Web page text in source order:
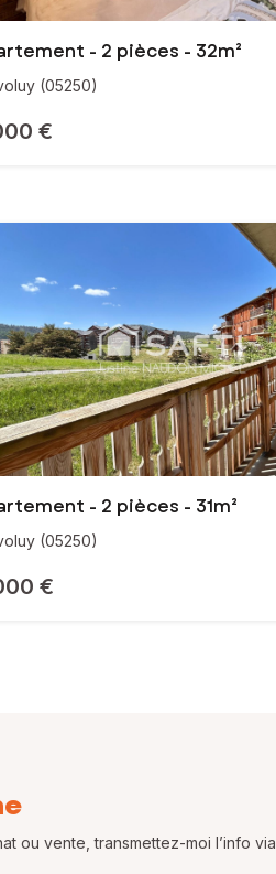
- 2 pièces - 32m²
(05250)
€
- 2 pièces - 31m²
(05250)
€
ou vente, transmettez-moi l’info via